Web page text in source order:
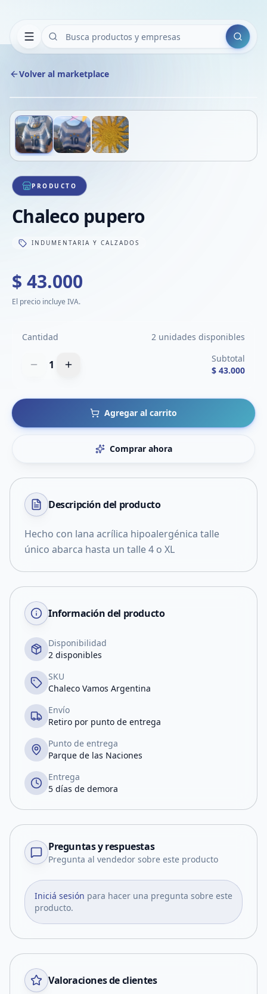
Buscar
Volver al marketplace
1/3
PRODUCTO
Chaleco pupero
INDUMENTARIA Y CALZADOS
$ 43.000
El precio incluye IVA.
Cantidad 2 unidades disponibles
1
Subtotal
$ 43.000
Agregar al carrito
Comprar ahora
Descripción del producto
Hecho con lana acrílica hipoalergénica talle
único abarca hasta un talle 4 o XL
Información del producto
Disponibilidad
2 disponibles
SKU
Chaleco Vamos Argentina
Envío
Retiro por punto de entrega
Punto de entrega
Parque de las Naciones
Entrega
5 días de demora
Preguntas y respuestas
Pregunta al vendedor sobre este producto
Iniciá sesión para hacer una pregunta sobre este
producto.
Valoraciones de clientes